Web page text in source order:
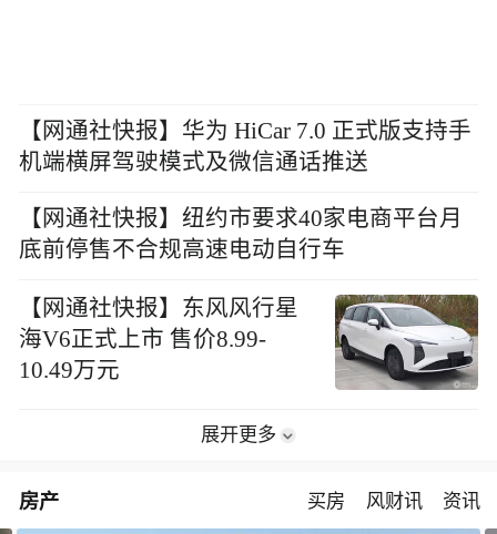
【网通社快报】华为 HiCar 7.0 正式版支持手
机端横屏驾驶模式及微信通话推送
【网通社快报】纽约市要求40家电商平台月
底前停售不合规高速电动自行车
【网通社快报】东风风行星
海V6正式上市 售价8.99-
10.49万元
展开更多
房产 买房 风财讯 资讯